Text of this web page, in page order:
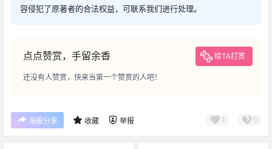
容侵犯了原著者的合法权益，可联系我们进行处理。
点点赞赏，手留余香 给TA打赏
还没有人赞赏，快来当第一个赞赏的人吧！
海报分享 收藏 举报 1 0